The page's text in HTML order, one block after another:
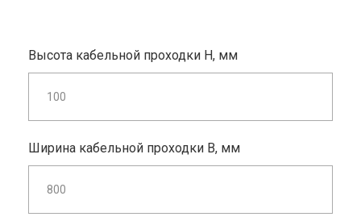
Высота кабельной проходки H, мм
Ширина кабельной проходки B, мм